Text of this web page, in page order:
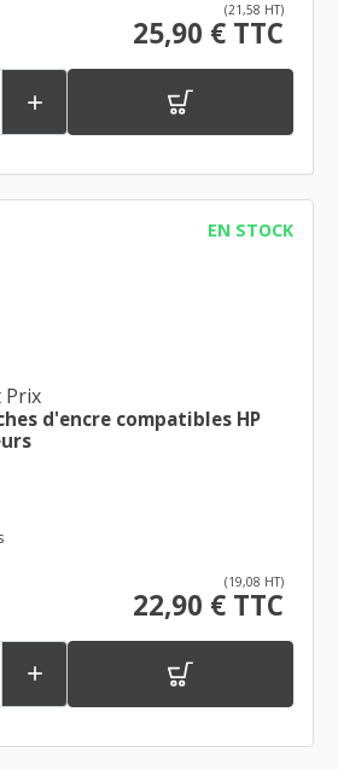
(21,58 HT)
25,90 € TTC

EN STOCK
Prix
d'encre compatibles HP
(19,08 HT)
22,90 € TTC
